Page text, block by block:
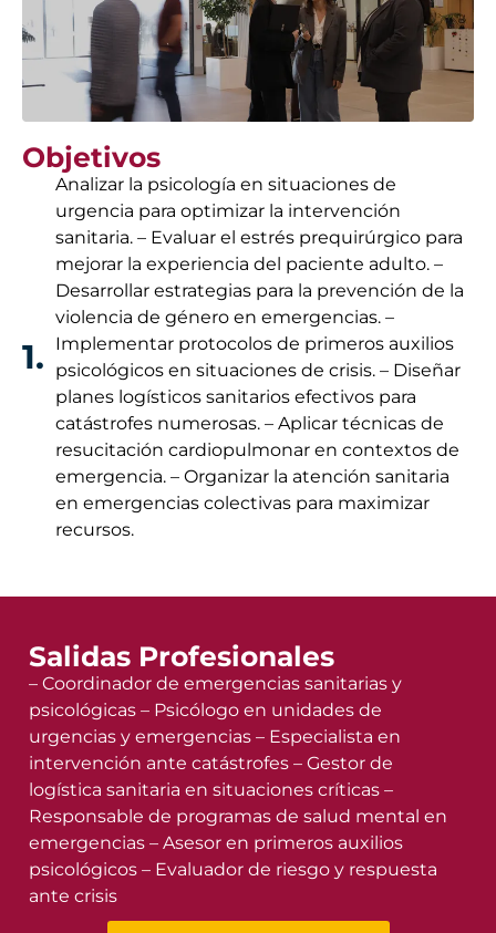
Objetivos
1.
Analizar la psicología en situaciones de
urgencia para optimizar la intervención
sanitaria. – Evaluar el estrés prequirúrgico para
mejorar la experiencia del paciente adulto. –
Desarrollar estrategias para la prevención de la
violencia de género en emergencias. –
Implementar protocolos de primeros auxilios
psicológicos en situaciones de crisis. – Diseñar
planes logísticos sanitarios efectivos para
catástrofes numerosas. – Aplicar técnicas de
resucitación cardiopulmonar en contextos de
emergencia. – Organizar la atención sanitaria
en emergencias colectivas para maximizar
recursos.
Salidas Profesionales
– Coordinador de emergencias sanitarias y
psicológicas – Psicólogo en unidades de
urgencias y emergencias – Especialista en
intervención ante catástrofes – Gestor de
logística sanitaria en situaciones críticas –
Responsable de programas de salud mental en
emergencias – Asesor en primeros auxilios
psicológicos – Evaluador de riesgo y respuesta
ante crisis